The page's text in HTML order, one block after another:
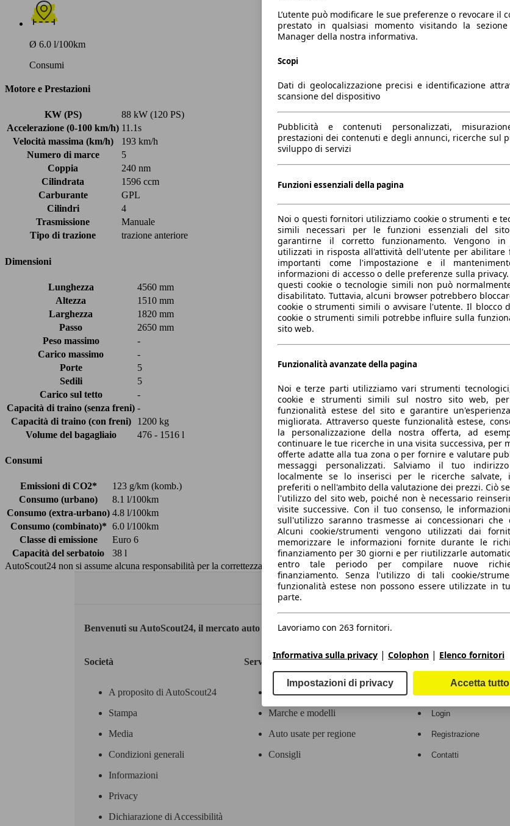
Ø 6.0 l/100km
Consumi
Motore e Prestazioni
KW (PS)
88 kW (120 PS)
Accelerazione (0-100 km/h) 11.1s
Velocità massima (km/h)
193 km/h
Numero di marce
5
Coppia
240 nm
Cilindrata
1596 ccm
Carburante
GPL
Cilindri
4
Trasmissione
Manuale
Tipo di trazione
trazione anteriore
Dimensioni
Lunghezza
4560 mm
Altezza
1510 mm
Larghezza
1820 mm
Passo
2650 mm
Peso massimo
-
Carico massimo
-
Porte
5
Sedili
5
Carico sul tetto
-
Capacità di traino (senza freni) -
Capacità di traino (con freni)
1200 kg
Volume del bagagliaio
476 - 1516 l
Consumi
Emissioni di CO2*
123 g/km (komb.)
Consumo (urbano)
8.1 l/100km
Consumo (extra-urbano) 4.8 l/100km
Consumo (combinato)* 6.0 l/100km
Classe di emissione
Euro 6
Capacità del serbatoio
38 l
AutoScout24 non si assume alcuna responsabilità per la correttezza dei dati.
Benvenuti su AutoScout24, il mercato auto europeo.
Società
A proposito di AutoScout24
Stampa
Media
Condizioni generali
Informazioni
Privacy
Dichiarazione di Accessibilità
Servizi
Contatti
Marche e modelli
Auto usate per regione
Consigli
Area rivenditori
Login
Registrazione
Contatti
L’utente può modificare le sue preferenze o revocare il
prestato in qualsiasi momento visitando la sezione
Manager della nostra informativa.
Scopi
Dati di geolocalizzazione precisi e identificazione
scansione del dispositivo
Pubblicità e contenuti personalizzati,
prestazioni dei contenuti e degli annunci, ricerche sul
sviluppo di servizi
Funzioni essenziali della pagina
Noi o questi fornitori utilizziamo cookie o strumenti e
simili necessari per le funzioni essenziali del
garantirne il corretto funzionamento. Vengono in
utilizzati in risposta all'attività dell'utente per abilitare
importanti come l'impostazione e il
informazioni di accesso o delle preferenze sulla
questi cookie o tecnologie simili non può
disabilitato. Tuttavia, alcuni browser potrebbero
cookie o strumenti simili o avvisare l'utente. Il blocco
cookie o strumenti simili potrebbe influire sulla
sito web.
Funzionalità avanzate della pagina
Noi e terze parti utilizziamo vari strumenti
cookie e strumenti simili sul nostro sito web,
funzionalità estese del sito e garantire
migliorata. Attraverso queste funzionalità estese,
la personalizzazione della nostra offerta, ad
continuare le tue ricerche in una visita successiva, per
offerte adatte alla tua zona o per fornire e valutare
messaggi personalizzati. Salviamo il tuo
localmente se lo inserisci per le ricerche salvate,
preferiti o nell'ambito della valutazione dei prezzi. Ciò
l'utilizzo del sito web, poiché non è necessario
visite successive. Con il tuo consenso, le
sull'utilizzo saranno trasmesse ai concessionari che
Alcuni cookie/strumenti vengono utilizzati dai
memorizzare le informazioni fornite durante le
finanziamento per 30 giorni e per riutilizzarle
entro tale periodo per compilare nuove
finanziamento. Senza l'utilizzo di tali cookie/
funzionalità estese non possono essere utilizzate in
parte.
Lavoriamo con 263 fornitori.
Informativa sulla privacy | Colophon | Elenco fornitori
Impostazioni di privacy Accetta tutto